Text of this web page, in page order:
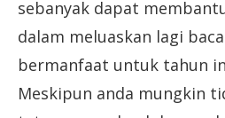
sebanyak dapat
dalam meluaskan lagi
bermanfaat untuk tahun
Meskipun anda mungkin